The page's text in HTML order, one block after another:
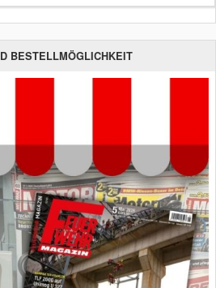
BESTELLMÖGLICHKEIT